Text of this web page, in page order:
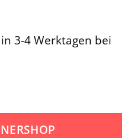
3-4 Werktagen bei